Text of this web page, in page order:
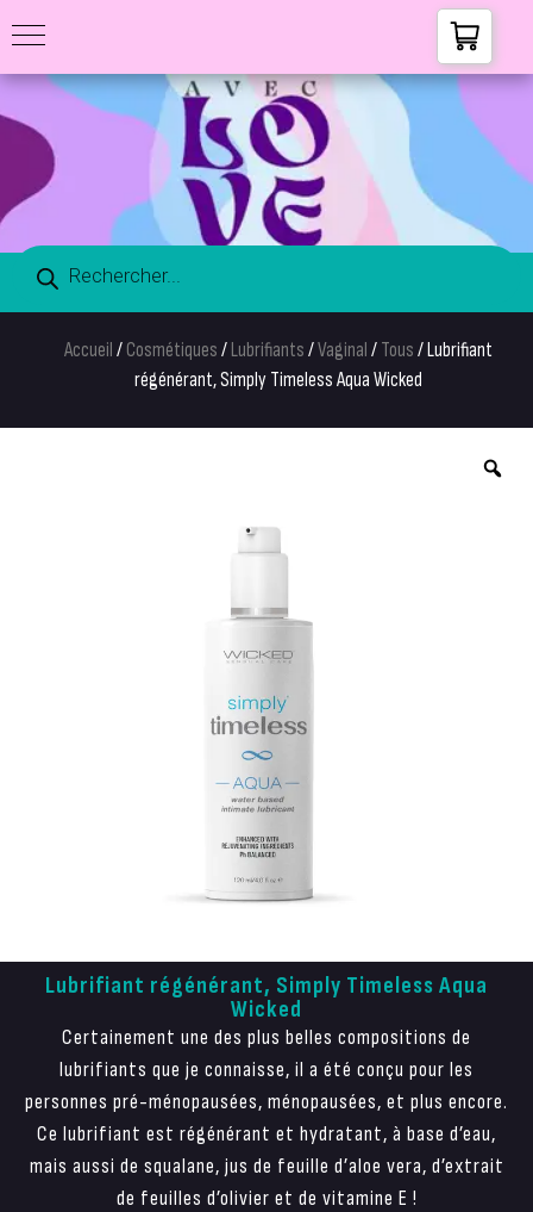
Accueil / Cosmétiques / Lubrifiants /Vaginal / Tous / Lubrifiant
régénérant, Simply Timeless Aqua Wicked
Lubrifiant régénérant, Simply Timeless Aqua
Wicked
Certainement une des plus belles compositions de
lubrifiants que je connaisse, il a été conçu pour les
personnes pré-ménopausées, ménopausées, et plus encore.
Ce lubrifiant est régénérant et hydratant, à base d’eau,
mais aussi de squalane, jus de feuille d’aloe vera, d’extrait
de feuilles d’olivier et de vitamine E !